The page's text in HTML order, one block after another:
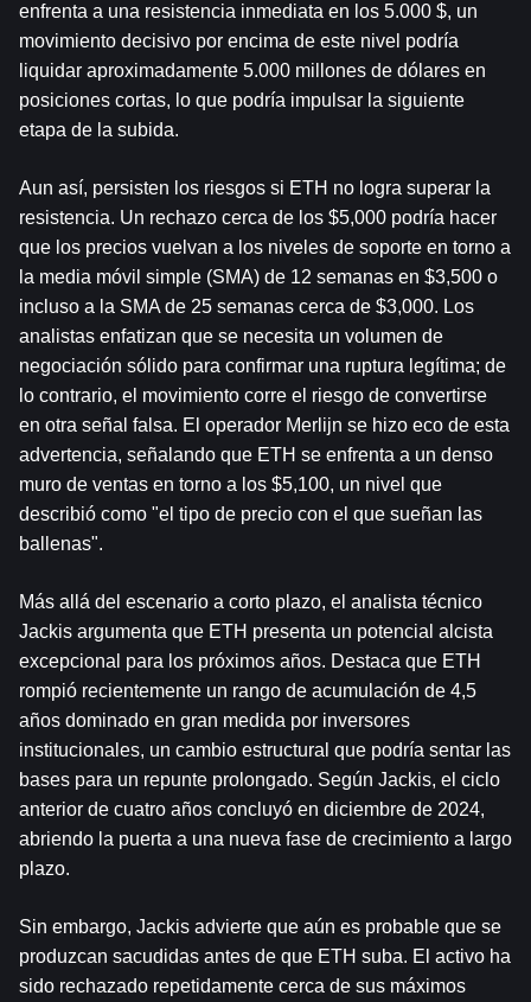
enfrenta a una resistencia inmediata en los 5.000 $, un
movimiento decisivo por encima de este nivel podría
liquidar aproximadamente 5.000 millones de dólares en
posiciones cortas, lo que podría impulsar la siguiente
etapa de la subida.
Aun así, persisten los riesgos si ETH no logra superar la
resistencia. Un rechazo cerca de los $5,000 podría hacer
que los precios vuelvan a los niveles de soporte en torno a
la media móvil simple (SMA) de 12 semanas en $3,500 o
incluso a la SMA de 25 semanas cerca de $3,000. Los
analistas enfatizan que se necesita un volumen de
negociación sólido para confirmar una ruptura legítima; de
lo contrario, el movimiento corre el riesgo de convertirse
en otra señal falsa. El operador Merlijn se hizo eco de esta
advertencia, señalando que ETH se enfrenta a un denso
muro de ventas en torno a los $5,100, un nivel que
describió como "el tipo de precio con el que sueñan las
ballenas".
Más allá del escenario a corto plazo, el analista técnico
Jackis argumenta que ETH presenta un potencial alcista
excepcional para los próximos años. Destaca que ETH
rompió recientemente un rango de acumulación de 4,5
años dominado en gran medida por inversores
institucionales, un cambio estructural que podría sentar las
bases para un repunte prolongado. Según Jackis, el ciclo
anterior de cuatro años concluyó en diciembre de 2024,
abriendo la puerta a una nueva fase de crecimiento a largo
plazo.
Sin embargo, Jackis advierte que aún es probable que se
produzcan sacudidas antes de que ETH suba. El activo ha
sido rechazado repetidamente cerca de sus máximos